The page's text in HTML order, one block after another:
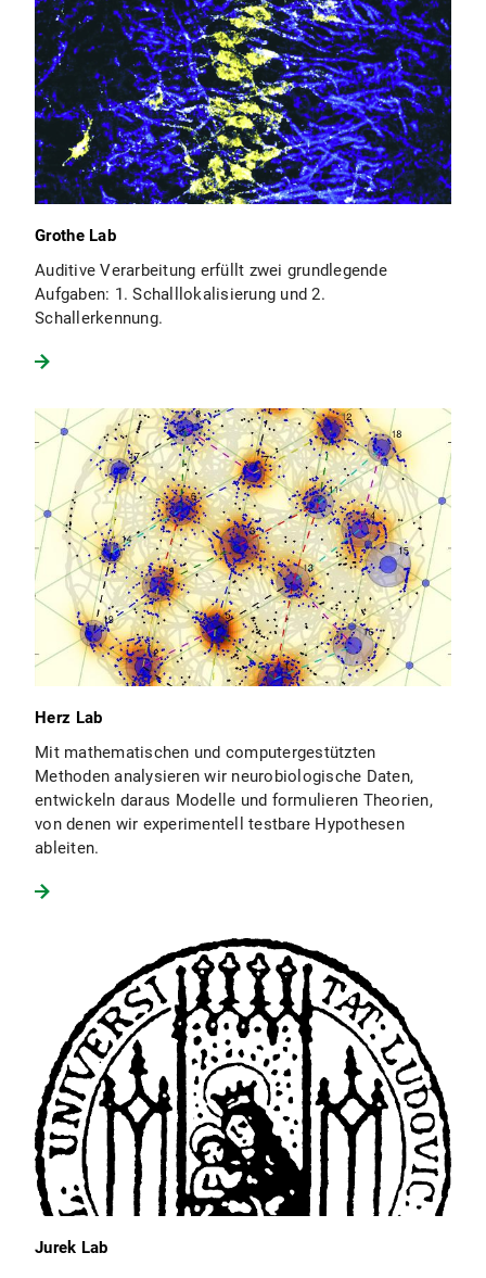
Grothe Lab
Auditive Verarbeitung erfüllt zwei grundlegende
Aufgaben: 1. Schalllokalisierung und 2.
Schallerkennung.
Herz Lab
Mit mathematischen und computergestützten
Methoden analysieren wir neurobiologische Daten,
entwickeln daraus Modelle und formulieren Theorien,
von denen wir experimentell testbare Hypothesen
ableiten.
Jurek Lab